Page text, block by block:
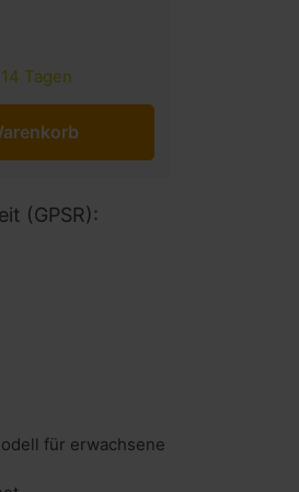
Tagen
(GPSR):
für erwachsene